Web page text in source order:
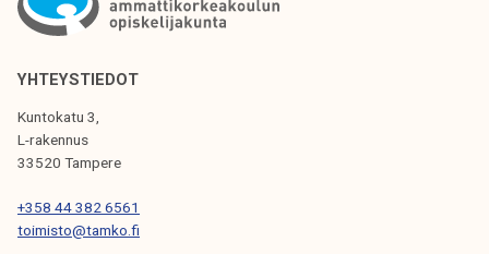
i
l
i
a
k
t
a
s
e
r
i
YHTEYSTIEDOT
Kuntokatu 3,
L-rakennus
33520 Tampere
+358 44 382 6561
toimisto@tamko.fi